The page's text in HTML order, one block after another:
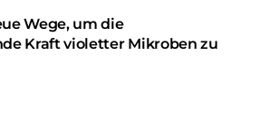
Wege, um die
Kraft violetter Mikroben zu